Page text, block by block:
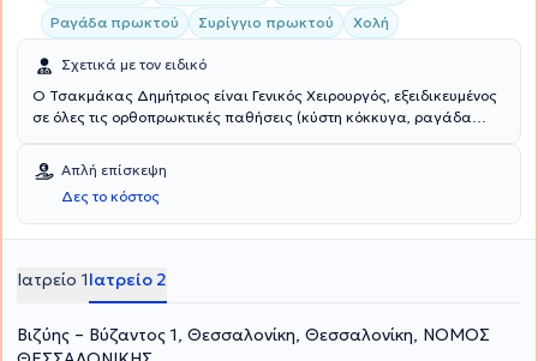
Ραγάδα πρωκτού
Συρίγγιο πρωκτού Χολή
Σχετικά με τον ειδικό
Ο Τσακμάκας Δημήτριος είναι Γενικός Χειρουργός, εξειδικευμένος
σε όλες τις ορθοπρωκτικές παθήσεις (κύστη κόκκυγα, ραγάδα
Θεσσαλονίκη. Είναι πτυχιούχος της Ιατρικής Σχολής του
Πανεπιστημίου Θεσσαλίας. Ξεκίνησε την ειδίκευσή του το 2004 ως
γενικός χειρουργός στο Νοσοκομείο Παναγία Θεσσαλονίκης για
έξι χρόνια. Απέκτησε το 2010 την ειδικότητα του στη Γενική
ενδοκρινών αδένων στο Department of Endocrine Surgery του
Addenbrookes University Hospital του Cambridge στην Μ. Βρετανία.
του Ιατρικού Διαβαλκανικού Κέντρου, Euromedica Κυανούς
Σταυρός, Αγίου Λουκά, Βιοκλινικής Θεσσαλονίκης, Euromedica
Απλή επίσκεψη
Δες το κόστος
Ιατρείο 1Ιατρείο 2
Βιζύης – Βύζαντος 1, Θεσσαλονίκη, Θεσσαλονίκη, ΝΟΜΟΣ